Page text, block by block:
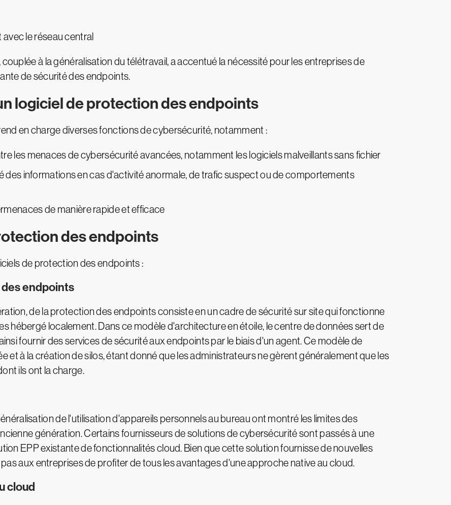
le réseau central
à la généralisation du télétravail, a accentué la nécessité pour les entreprises de
de sécurité des endpoints.
logiciel de protection des endpoints
en charge diverses fonctions de cybersécurité, notamment :
les menaces de cybersécurité avancées, notamment les logiciels malveillants sans fichier
des informations en cas d'activité anormale, de trafic suspect ou de comportements
de manière rapide et efficace
des endpoints
de protection des endpoints :
endpoints
de la protection des endpoints consiste en un cadre de sécurité sur site qui fonctionne
hébergé localement. Dans ce modèle d'architecture en étoile, le centre de données sert de
fournir des services de sécurité aux endpoints par le biais d'un agent. Ce modèle de
et à la création de silos, étant donné que les administrateurs ne gèrent généralement que les
ils ont la charge.
de l'utilisation d'appareils personnels au bureau ont montré les limites des
génération. Certains fournisseurs de solutions de cybersécurité sont passés à une
EPP existante de fonctionnalités cloud. Bien que cette solution fournisse de nouvelles
aux entreprises de profiter de tous les avantages d'une approche native au cloud.
cloud